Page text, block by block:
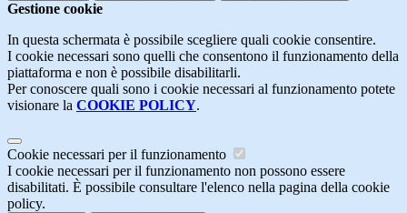
Gestione cookie
In questa schermata è possibile scegliere quali cookie consentire.
I cookie necessari sono quelli che consentono il funzionamento della
piattaforma e non è possibile disabilitarli.
Per conoscere quali sono i cookie necessari al funzionamento potete
visionare la COOKIE POLICY.
Cookie necessari per il funzionamento
I cookie necessari per il funzionamento non possono essere
disabilitati. È possibile consultare l'elenco nella pagina della cookie
policy.